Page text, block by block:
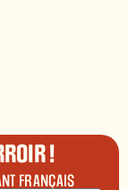
!
FRANÇAIS